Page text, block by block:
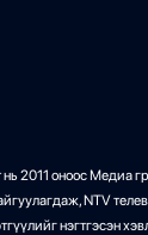
ы эрчим
2011 оноос Медиа
NTV
нэгтгэсэн